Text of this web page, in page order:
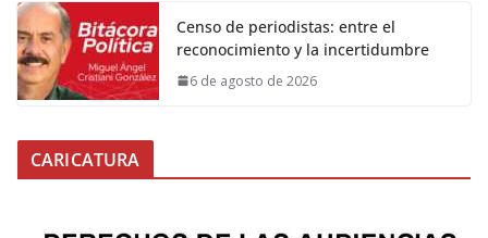
Censo de periodistas: entre el
reconocimiento y la incertidumbre
6 de agosto de 2026
CARICATURA